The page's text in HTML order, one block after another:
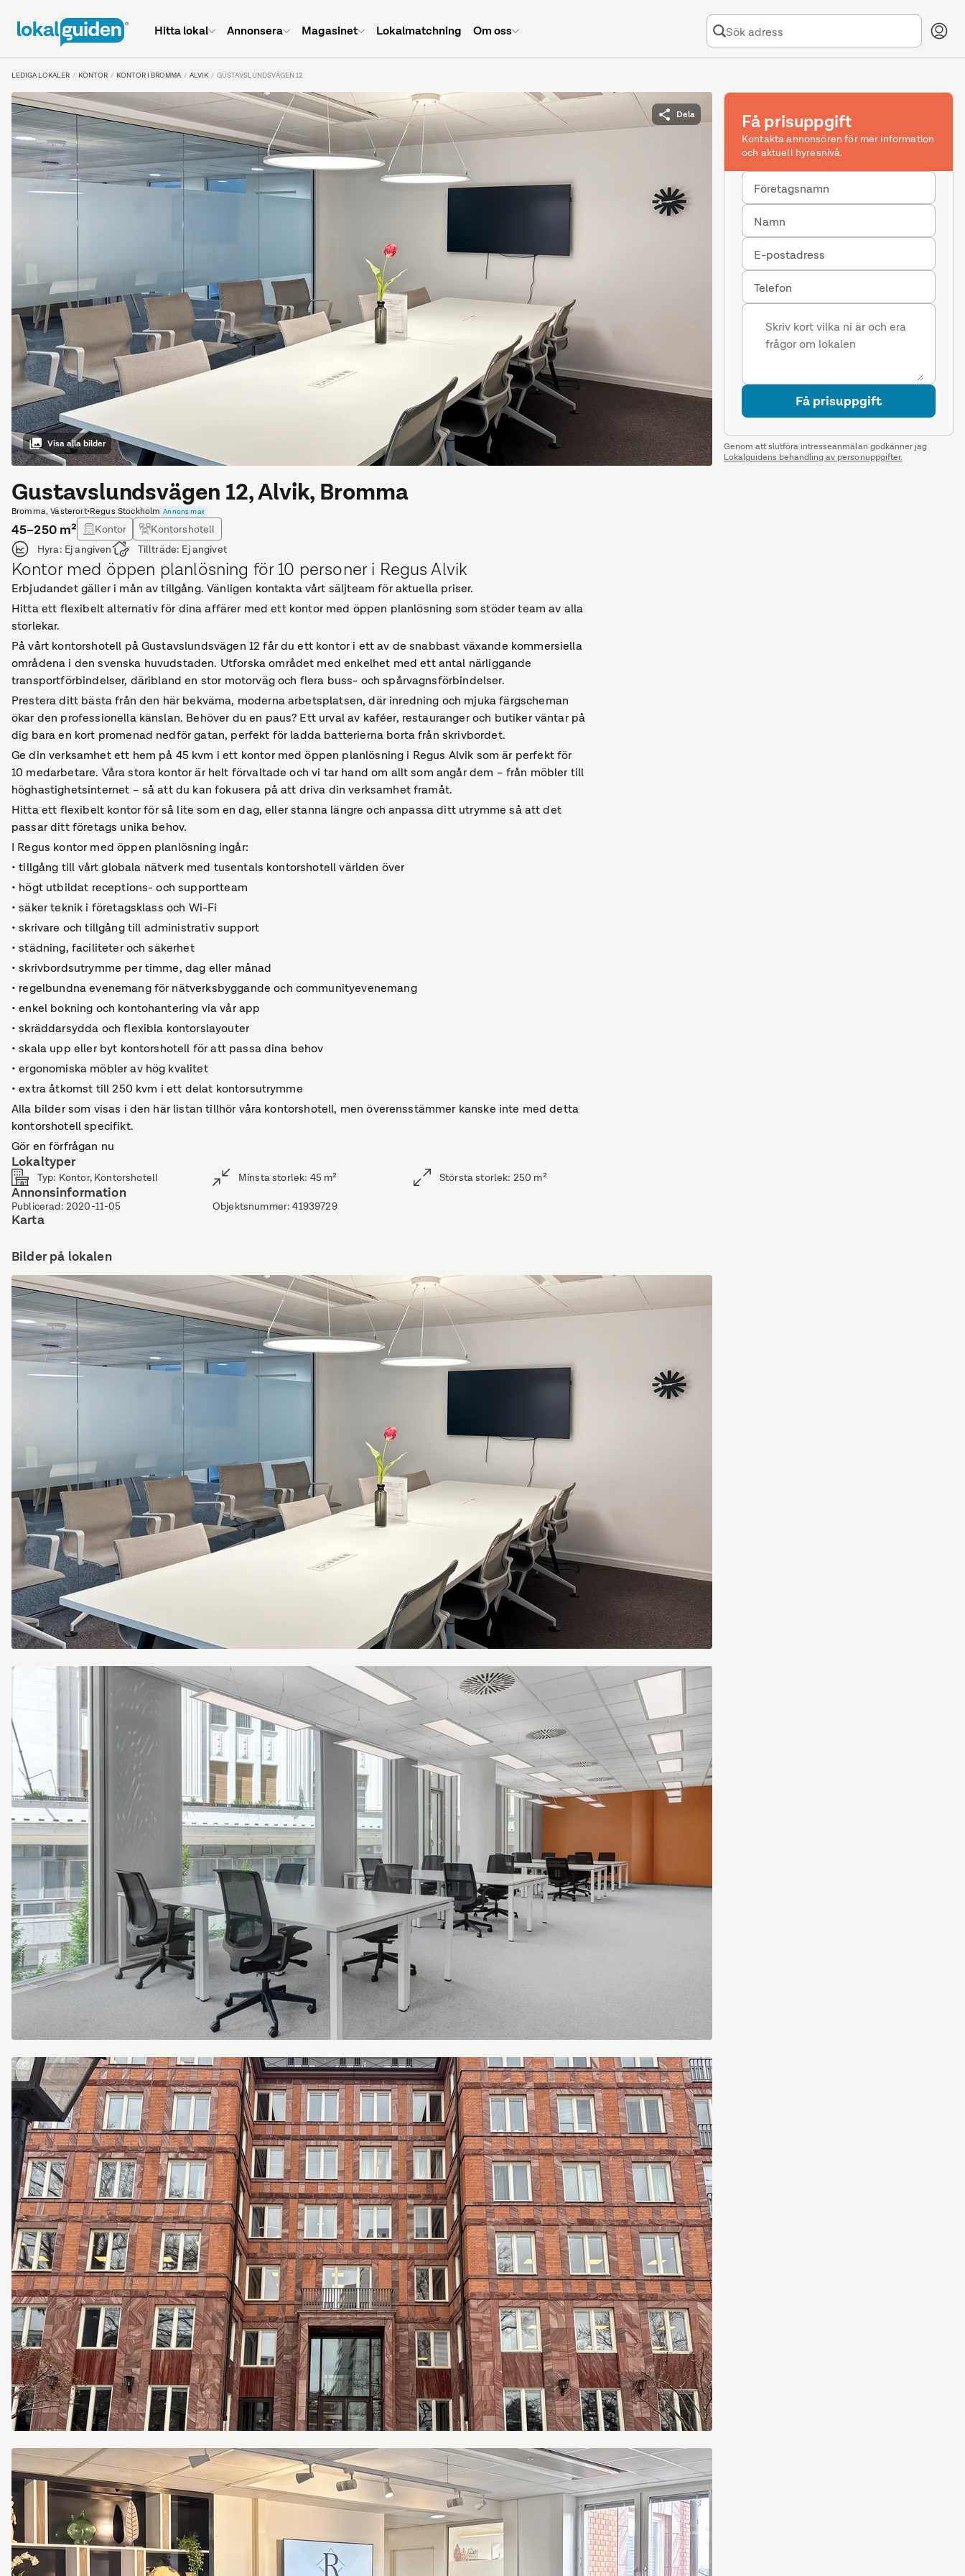
Hitta lokal Annonsera Magasinet Lokalmatchning Om oss
LEDIGA LOKALER KONTOR KONTOR I BROMMA ALVIK GUSTAVSLUNDSVÄGEN 12
Visa alla bilder
Dela
Gustavslundsvägen 12, Alvik, Bromma
Bromma, Västerort•Regus Stockholm Annons max
45–250m² Kontor
Kontorshotell
Hyra: Ej angiven Tillträde: Ej angivet
Kontor med öppen planlösning för 10 personer i Regus Alvik
Erbjudandet gäller i mån av tillgång. Vänligen kontakta vårt säljteam för aktuella priser.
Hitta ett flexibelt alternativ för dina affärer med ett kontor med öppen planlösning som stöder team av alla
storlekar.
På vårt kontorshotell på Gustavslundsvägen 12 får du ett kontor i ett av de snabbast växande kommersiella
områdena i den svenska huvudstaden. Utforska området med enkelhet med ett antal närliggande
transportförbindelser, däribland en stor motorväg och flera buss- och spårvagnsförbindelser.
Prestera ditt bästa från den här bekväma, moderna arbetsplatsen, där inredning och mjuka färgscheman
ökar den professionella känslan. Behöver du en paus? Ett urval av kaféer, restauranger och butiker väntar på
dig bara en kort promenad nedför gatan, perfekt för ladda batterierna borta från skrivbordet.
Ge din verksamhet ett hem på 45 kvm i ett kontor med öppen planlösning i Regus Alvik som är perfekt för
10 medarbetare. Våra stora kontor är helt förvaltade och vi tar hand om allt som angår dem – från möbler till
höghastighetsinternet – så att du kan fokusera på att driva din verksamhet framåt.
Hitta ett flexibelt kontor för så lite som en dag, eller stanna längre och anpassa ditt utrymme så att det
passar ditt företags unika behov.
I Regus kontor med öppen planlösning ingår:
• tillgång till vårt globala nätverk med tusentals kontorshotell världen över
• högt utbildat receptions- och supportteam
• säker teknik i företagsklass och Wi-Fi
• skrivare och tillgång till administrativ support
• städning, faciliteter och säkerhet
• skrivbordsutrymme per timme, dag eller månad
• regelbundna evenemang för nätverksbyggande och communityevenemang
• enkel bokning och kontohantering via vår app
• skräddarsydda och flexibla kontorslayouter
• skala upp eller byt kontorshotell för att passa dina behov
• ergonomiska möbler av hög kvalitet
• extra åtkomst till 250 kvm i ett delat kontorsutrymme
Alla bilder som visas i den här listan tillhör våra kontorshotell, men överensstämmer kanske inte med detta
kontorshotell specifikt.
Gör en förfrågan nu
Lokaltyper
Typ: Kontor, Kontorshotell Minsta storlek: 45 m² Största storlek: 250 m²
Annonsinformation
Publicerad: 2020-11-05 Objektsnummer:41939729
Karta
Bilder på lokalen
Regus_STOCKHOLM,
Alvik_Sweden_Centre
Room
1.jpg
Signature
Szervita
Square
5134
Budapest
Hungary
Large
Office.jpg
photo_5388798228687874576_w.jpg
Få prisuppgift
Kontakta annonsören för mer information
och aktuell hyresnivå.
Företagsnamn
Namn
E-postadress
Telefon
Få prisuppgift
Genom att slutföra intresseanmälan godkänner jag
Lokalguidens behandling av personuppgifter.